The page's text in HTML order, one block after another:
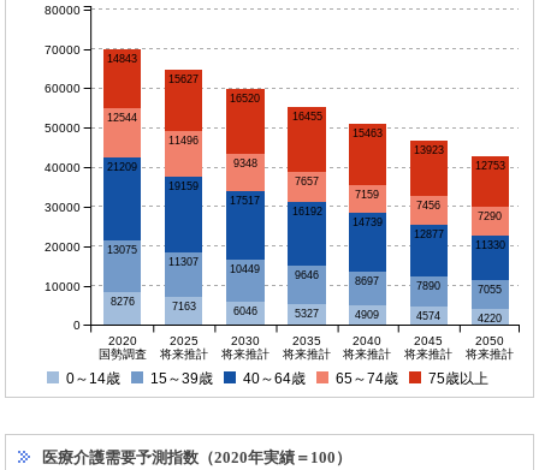
8276 7163 6046 5327 4909 4574 4220
13075
11307
10449 9646 8697 7890 7055
21209
19159
17517
16192
14739
12877
11330
12544
11496
9348
7657
7159
7456
7290
14843
15627
16520
16455
15463
13923
12753
2020
国勢調査
2025
将来推計
2030
将来推計
2035
将来推計
2040
将来推計
2045
将来推計
2050
将来推計
0
10000
20000
30000
40000
50000
60000
70000
80000
0～14歳 15～39歳 40～64歳 65～74歳 75歳以上
医療介護需要予測指数（2020年実績＝100）